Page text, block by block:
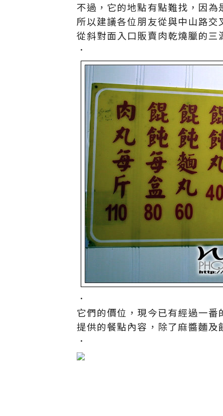
不過，它的地點有點難找，因為
所以建議各位朋友從與中山路交
從斜對面入口販賣肉乾燒臘的三
．
．
它們的價位，現今已有經過一
提供的餐點內容，除了麻醬麵及
．